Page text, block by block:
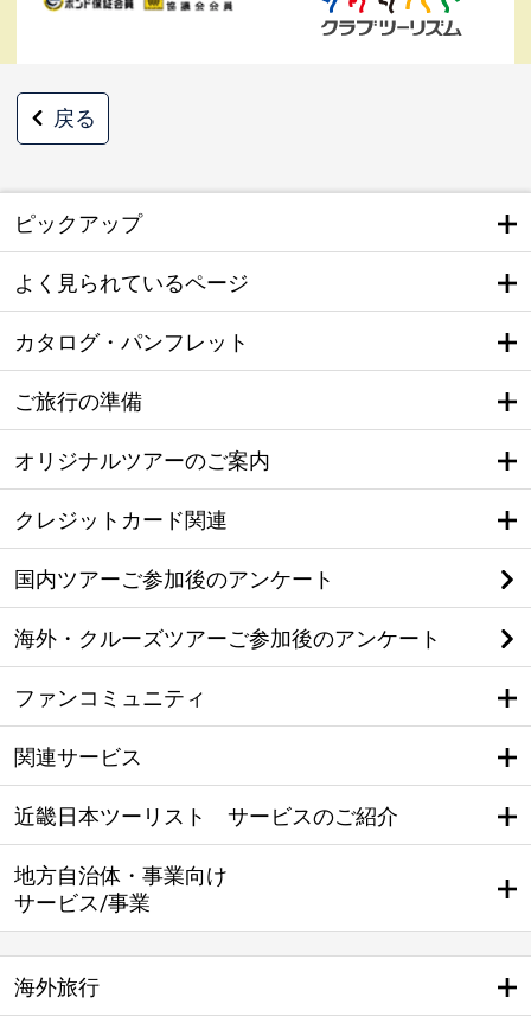
戻る
ピックアップ
よく見られているページ
カタログ・パンフレット
ご旅行の準備
オリジナルツアーのご案内
クレジットカード関連
国内ツアーご参加後のアンケート
海外・クルーズツアーご参加後のアンケート
ファンコミュニティ
関連サービス
近畿日本ツーリスト サービスのご紹介
地方自治体・事業向け
サービス/事業
海外旅行